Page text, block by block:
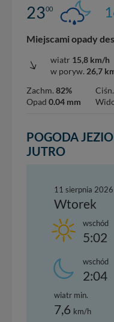
2300
Miejscami opady
wiatr 15,8 km/h
w poryw. 26,7
Zachm. 82%
Opad 0.04 mm
Ciśn.
POGODA
JUTRO
11 sierpnia 2026
Wtorek
wschód
5:02
wschód
2:04
wiatr min.
7,6 km/h